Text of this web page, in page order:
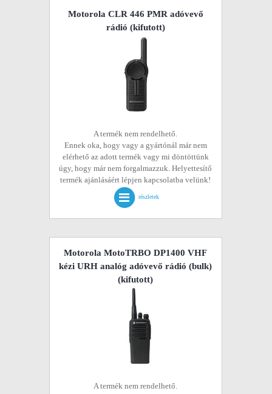
Motorola CLR 446 PMR adóvevő
rádió (kifutott)
A termék nem rendelhető.
Ennek oka, hogy vagy a gyártónál már nem
elérhető az adott termék vagy mi döntöttünk
úgy, hogy már nem forgalmazzuk. Helyettesítő
termék ajánlásáért lépjen kapcsolatba velünk!
részletek
Motorola MotoTRBO DP1400 VHF
kézi URH analóg adóvevő rádió (bulk)
(kifutott)
A termék nem rendelhető.